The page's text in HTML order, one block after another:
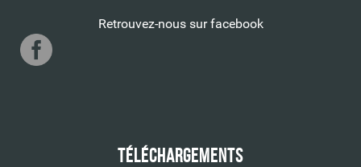
Retrouvez-nous sur facebook
Téléchargements